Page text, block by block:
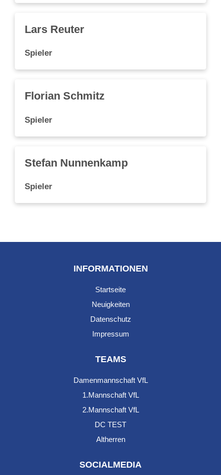
Lars Reuter
Spieler
Florian Schmitz
Spieler
Stefan Nunnenkamp
Spieler
INFORMATIONEN
Startseite
Neuigkeiten
Datenschutz
Impressum
TEAMS
Damenmannschaft VfL
1.Mannschaft VfL
2.Mannschaft VfL
DC TEST
Altherren
SOCIALMEDIA